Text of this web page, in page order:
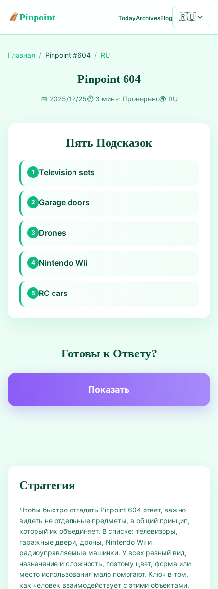
Pinpoint TodayArchivesBlog 🇷🇺
Главная / Pinpoint #604 / RU
Pinpoint 604
📅 2025/12/25⏱️ 3 мин✓ Проверено🌍 RU
Пять Подсказок
1 Television sets
2 Garage doors
3 Drones
4 Nintendo Wii
5 RC cars
Готовы к Ответу?
Показать
Стратегия
Чтобы быстро отгадать Pinpoint 604 ответ, важно
видеть не отдельные предметы, а общий принцип,
который их объединяет. В списке: телевизоры,
гаражные двери, дроны, Nintendo Wii и
радиоуправляемые машинки. У всех разный вид,
назначение и сложность, поэтому цвет, форма или
место использования мало помогают. Ключ в том,
как человек взаимодействует с этими объектами.